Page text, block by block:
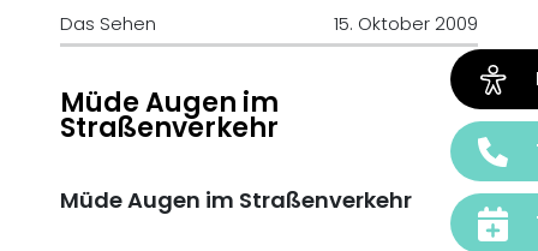
Das Sehen 15. Oktober 2009
Müde Augen im
Straßenverkehr
Müde Augen im Straßenverkehr